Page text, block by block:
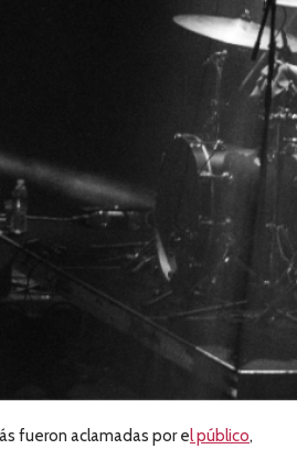
fueron aclamadas por el público,